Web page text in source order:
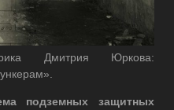
Дмитрия Юркова:
подземных защитных